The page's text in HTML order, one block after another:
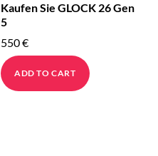
Kaufen Sie GLOCK 26 Gen
5
550€
ADD TO CART